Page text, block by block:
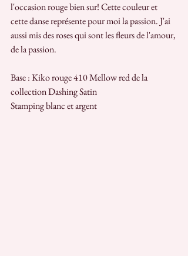
l'occasion rouge bien sur! Cette couleur et
cette danse représente pour moi la passion. J'ai
aussi mis des roses qui sont les fleurs de l'amour,
de la passion.
Base : Kiko rouge 410 Mellow red de la
collection Dashing Satin
Stamping blanc et argent